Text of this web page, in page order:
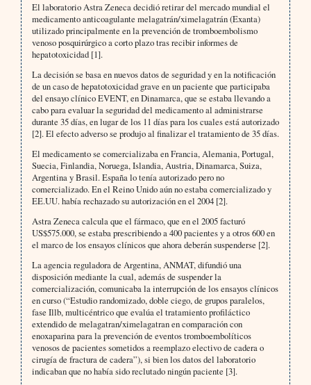
El laboratorio Astra Zeneca decidió retirar del mercado mundial el
medicamento anticoagulante melagatrán/ximelagatrán (Exanta)
utilizado principalmente en la prevención de tromboembolismo
venoso posquirúrgico a corto plazo tras recibir informes de
hepatotoxicidad [1].
La decisión se basa en nuevos datos de seguridad y en la notificación
de un caso de hepatotoxicidad grave en un paciente que participaba
del ensayo clínico EVENT, en Dinamarca, que se estaba llevando a
cabo para evaluar la seguridad del medicamento al administrarse
durante 35 días, en lugar de los 11 días para los cuales está autorizado
[2]. El efecto adverso se produjo al finalizar el tratamiento de 35 días.
El medicamento se comercializaba en Francia, Alemania, Portugal,
Suecia, Finlandia, Noruega, Islandia, Austria, Dinamarca, Suiza,
Argentina y Brasil. España lo tenía autorizado pero no
comercializado. En el Reino Unido aún no estaba comercializado y
EE.UU. había rechazado su autorización en el 2004 [2].
Astra Zeneca calcula que el fármaco, que en el 2005 facturó
US$575.000, se estaba prescribiendo a 400 pacientes y a otros 600 en
el marco de los ensayos clínicos que ahora deberán suspenderse [2].
La agencia reguladora de Argentina, ANMAT, difundió una
disposición mediante la cual, además de suspender la
comercialización, comunicaba la interrupción de los ensayos clínicos
en curso (“Estudio randomizado, doble ciego, de grupos paralelos,
fase Illb, multicéntrico que evalúa el tratamiento profiláctico
extendido de melagatran/ximelagatran en comparación con
enoxaparina para la prevención de eventos tromboembolíticos
venosos de pacientes sometidos a reemplazo electivo de cadera o
cirugía de fractura de cadera”), si bien los datos del laboratorio
indicaban que no había sido reclutado ningún paciente [3].